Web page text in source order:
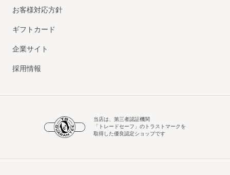
お客様対応方針
ギフトカード
企業サイト
採用情報
当店は、第三者認証機関
「トレードセーフ」のトラストマークを
取得した優良認定ショップです